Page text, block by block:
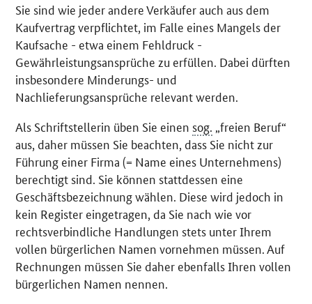
Sie sind wie jeder andere Verkäufer auch aus dem
Kaufvertrag verpflichtet, im Falle eines Mangels der
Kaufsache - etwa einem Fehldruck -
Gewährleistungsansprüche zu erfüllen. Dabei dürften
insbesondere Minderungs- und
Nachlieferungsansprüche relevant werden.
Als Schriftstellerin üben Sie einen sog. „freien Beruf“
aus, daher müssen Sie beachten, dass Sie nicht zur
Führung einer Firma (= Name eines Unternehmens)
berechtigt sind. Sie können stattdessen eine
Geschäftsbezeichnung wählen. Diese wird jedoch in
kein Register eingetragen, da Sie nach wie vor
rechtsverbindliche Handlungen stets unter Ihrem
vollen bürgerlichen Namen vornehmen müssen. Auf
Rechnungen müssen Sie daher ebenfalls Ihren vollen
bürgerlichen Namen nennen.